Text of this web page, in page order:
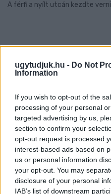
ugytudjuk.hu - Do Not
Information
If you wish to opt-out of the
processing of your personal
targeted advertising by us,
section to confirm your
opt-out request is processed
interest-based ads based on
us or personal information
your opt-out. You may
disclosure of your personal
IAB’s list of downstream
A férfi a nyílt utcán kezdte